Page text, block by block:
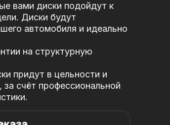
вами диски подойдут к
Диски будут
автомобиля и идеально
на структурную
придут в цельности и
за счёт профессиональной